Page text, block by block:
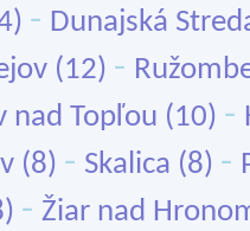
- Dunajská
(12) -
nad Topľou (10) -
(8) - Skalica (8) -
- Žiar nad